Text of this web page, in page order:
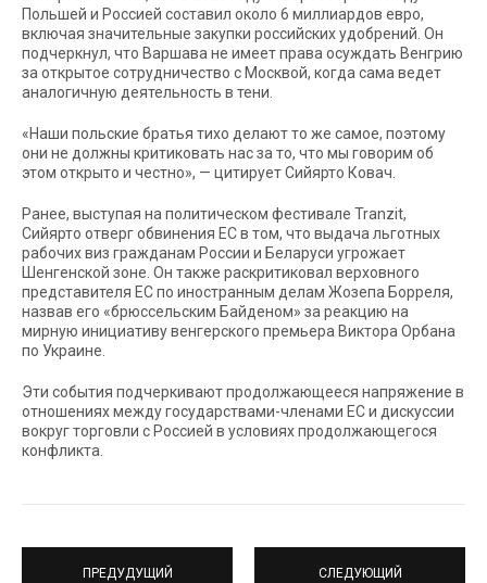
Польшей и Россией составил около 6 миллиардов евро,
включая значительные закупки российских удобрений. Он
подчеркнул, что Варшава не имеет права осуждать Венгрию
за открытое сотрудничество с Москвой, когда сама ведет
аналогичную деятельность в тени.
«Наши польские братья тихо делают то же самое, поэтому
они не должны критиковать нас за то, что мы говорим об
этом открыто и честно», — цитирует Сийярто Ковач.
Ранее, выступая на политическом фестивале Tranzit,
Сийярто отверг обвинения ЕС в том, что выдача льготных
рабочих виз гражданам России и Беларуси угрожает
Шенгенской зоне. Он также раскритиковал верховного
представителя ЕС по иностранным делам Жозепа Борреля,
назвав его «брюссельским Байденом» за реакцию на
мирную инициативу венгерского премьера Виктора Орбана
по Украине.
Эти события подчеркивают продолжающееся напряжение в
отношениях между государствами-членами ЕС и дискуссии
вокруг торговли с Россией в условиях продолжающегося
конфликта.
ПРЕДУДУЩИЙ СЛЕДУЮЩИЙ